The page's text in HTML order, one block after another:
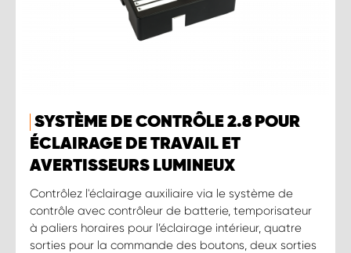
SYSTÈME DE CONTRÔLE 2.8 POUR
ÉCLAIRAGE DE TRAVAIL ET
AVERTISSEURS LUMINEUX
Contrôlez l'éclairage auxiliaire via le système de
contrôle avec contrôleur de batterie, temporisateur
à paliers horaires pour l’éclairage intérieur, quatre
sorties pour la commande des boutons, deux sorties